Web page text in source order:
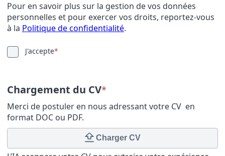
Pour en savoir plus sur la gestion de vos données
personnelles et pour exercer vos droits, reportez-vous
à la Politique de confidentialité.
J'accepte*
Chargement du CV*
Merci de postuler en nous adressant votre CV en
format DOC ou PDF.
Charger CV